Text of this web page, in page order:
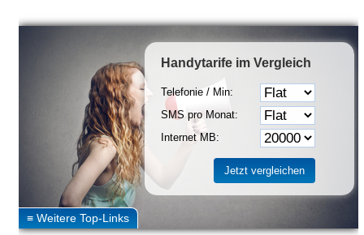
Handytarife im Vergleich
Telefonie / Min:
SMS pro Monat:
Internet MB: